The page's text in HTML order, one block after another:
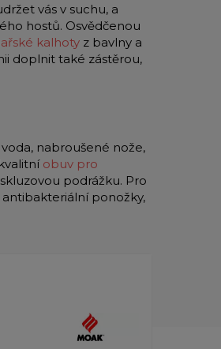
vás v suchu, a
hostů. Osvědčenou
kalhoty z bavlny a
doplnit také zástěrou,
nabroušené nože,
obuv pro
podrážku. Pro
ponožky,